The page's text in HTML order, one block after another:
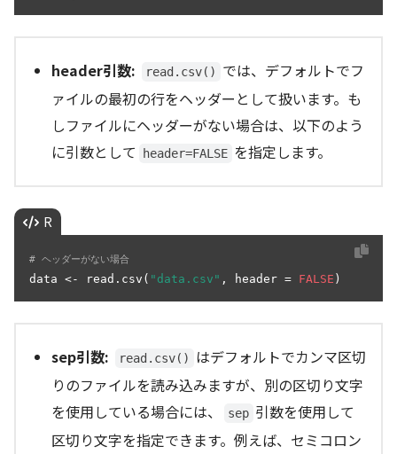
header引数: read.csv()
では、デフォルトでフ
ァイルの最初の行をヘッダーとして扱います。も
しファイルにヘッダーがない場合は、以下のよう
に引数として
header=FALSE を指定します。
R
# ヘッダーがない場合
data <- read.csv( "data.csv" , header = FALSE )
sep引数: read.csv()
はデフォルトでカンマ区切
りのファイルを読み込みますが、別の区切り文字
を使用している場合には、
sep 引数を使用して
区切り文字を指定できます。例えば、セミコロン